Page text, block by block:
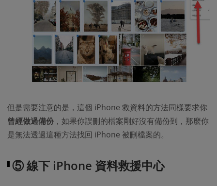
但是需要注意的是，這個 iPhone 救資料的方法同樣要求你
曾經做過備份 ，如果你誤刪的檔案剛好沒有備份到，那麼你
是無法透過這種方法找回 iPhone 被刪檔案的。
⑤ 線下 iPhone 資料救援中心